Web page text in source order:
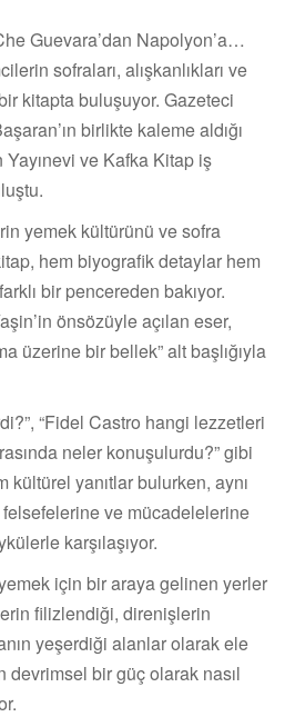
Guevara’dan Napolyon’a…
sofraları, alışkanlıkları ve
kitapta buluşuyor. Gazeteci
birlikte kaleme aldığı
Yayınevi ve Kafka Kitap iş
yemek kültürünü ve sofra
hem biyografik detaylar hem
bir pencereden bakıyor.
önsözüyle açılan eser,
üzerine bir bellek” alt başlığıyla
“Fidel Castro hangi lezzetleri
neler konuşulurdu?” gibi
yanıtlar bulurken, aynı
ve mücadelelerine
karşılaşıyor.
için bir araya gelinen yerler
filizlendiği, direnişlerin
yeşerdiği alanlar olarak ele
devrimsel bir güç olarak nasıl